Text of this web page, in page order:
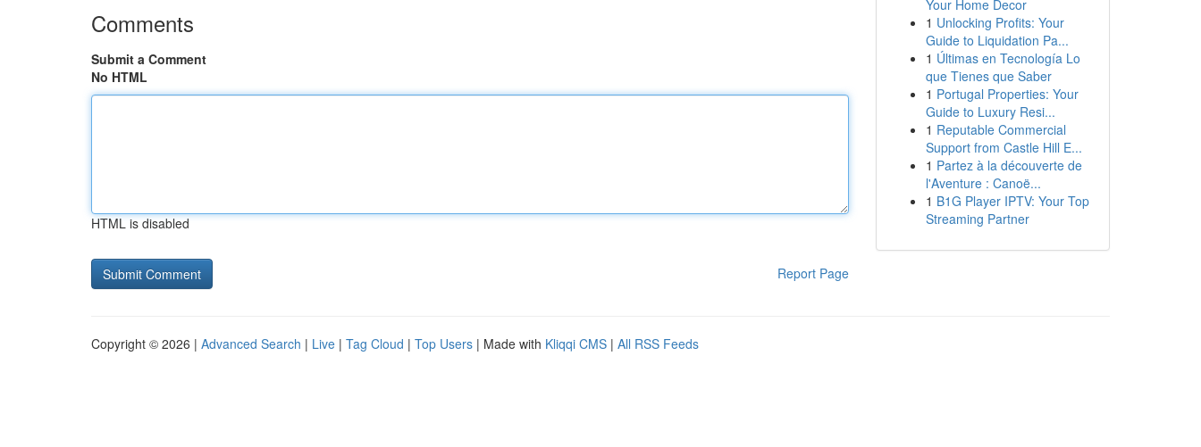
Comments
Submit a Comment
No HTML
HTML is disabled
Report Page
Your Home Decor
1 Unlocking Profits: Your
Guide to Liquidation Pa...
1 Últimas en Tecnología Lo
que Tienes que Saber
1 Portugal Properties: Your
Guide to Luxury Resi...
1 Reputable Commercial
Support from Castle Hill E...
1 Partez à la découverte de
l'Aventure : Canoë...
1 B1G Player IPTV: Your Top
Streaming Partner
Copyright © 2026 | Advanced Search | Live | Tag Cloud | Top Users | Made with Kliqqi CMS | All RSS Feeds